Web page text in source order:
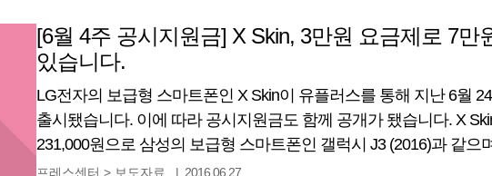
[6월 4주 공시지원금] X Skin, 3만원 요금제로 7만
있습니다.
LG전자의 보급형 스마트폰인 X Skin이 유플러스를 통해 지난 6월
출시됐습니다. 이에 따라 공시지원금도 함께 공개가 됐습니다. X
231,000원으로 삼성의 보급형 스마트폰인 갤럭시 J3 (2016)과 같으
스마트폰 중 가장 낮은 가격입니다. 삼성에서도 이를 의식한 것인지
프레스센터 > 보도자료 2016.06.27